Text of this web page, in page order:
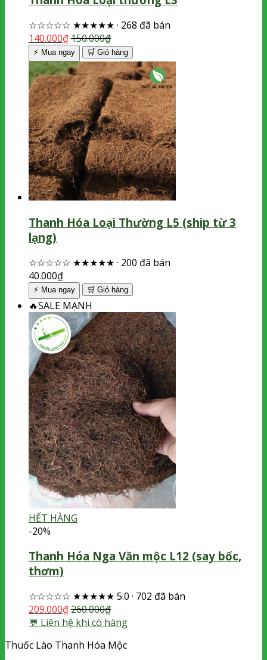
☆☆☆☆☆ ★★★★★ · 268 đã bán
140.000₫150.000₫
⚡ Mua ngay 🛒 Giỏ hàng
Thanh Hóa Loại Thường L5 (ship từ 3
lạng)
☆☆☆☆☆ ★★★★★ · 200 đã bán
40.000₫
⚡ Mua ngay 🛒 Giỏ hàng
🔥SALE MẠNH
HẾT HÀNG
-20%
Thanh Hóa Nga Văn mộc L12 (say bốc,
thơm)
☆☆☆☆☆ ★★★★★ 5.0 · 702 đã bán
209.000₫260.000₫
💬 Liên hệ khi có hàng
Thuốc Lào Thanh Hóa Mộc